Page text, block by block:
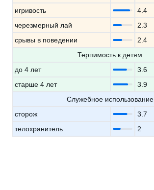
игривость
4.4
черезмерный лай
2.3
срывы в поведении
2.4
Терпимость к детям
до 4 лет
3.6
старше 4 лет
3.9
Служебное использование
сторож
3.7
телохранитель
2